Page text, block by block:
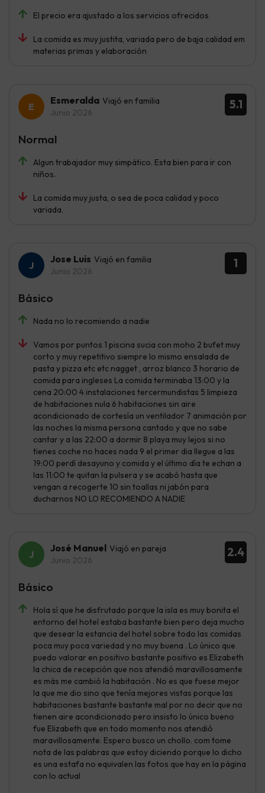
El precio era ajustado a los servicios ofrecidos
La comida es muy justita, variada pero de baja calidad em
materias primas y elaboración
5.1
Esmeralda Viajó en familia
Junio 2026
Algun trabajador muy simpático. Esta bien para ir con
niños.
La comida muy justa, o sea de poca calidad y poco
variada.
Normal
1
Jose Luis Viajó en familia
Junio 2026
Nada no lo recomiendo a nadie
Vamos por puntos 1 piscina sucia con moho 2 bufet muy
corto y muy repetitivo siempre lo mismo ensalada de
pasta y pizza etc etc nagget , arroz blanco 3 horario de
comida para ingleses La comida terminaba 13:00 y la
cena 20:00 4 instalaciones tercermundistas 5 limpieza
de habitaciones nula 6 habitaciones sin aire
acondicionado de cortesía un ventilador 7 animación por
las noches la misma persona cantado y que no sabe
cantar y a las 22:00 a dormir 8 playa muy lejos si no
tienes coche no haces nada 9 el primer dia llegue a las
19:00 perdí desayuno y comida y el último día te echan a
las 11:00 te quitan la pulsera y se acabó hasta que
vengan a recogerte 10 sin toallas ni jabón para
ducharnos NO LO RECOMIENDO A NADIE
Básico
2.4
José Manuel Viajó en pareja
Junio 2026
Hola sí que he disfrutado porque la isla es muy bonita el
entorno del hotel estaba bastante bien pero deja mucho
que desear la estancia del hotel sobre todo las comidas
poca muy poca variedad y no muy buena . Lo único que
puedo valorar en positivo bastante positivo es Elizabeth
la chica de recepción que nos atendió maravillosamente
es más me cambió la habitación . No es que fuese mejor
la que me dio sino que tenía mejores vistas porque las
habitaciones bastante bastante mal por no decir que no
tienen aire acondicionado pero insisto lo único bueno
fue Elizabeth que en todo momento nos atendió
maravillosamente. Espero busco un chollo. com tome
nota de las palabras que estoy diciendo porque lo dicho
es una estafa no equivalen las fotos que hay en la página
con lo actual
Básico